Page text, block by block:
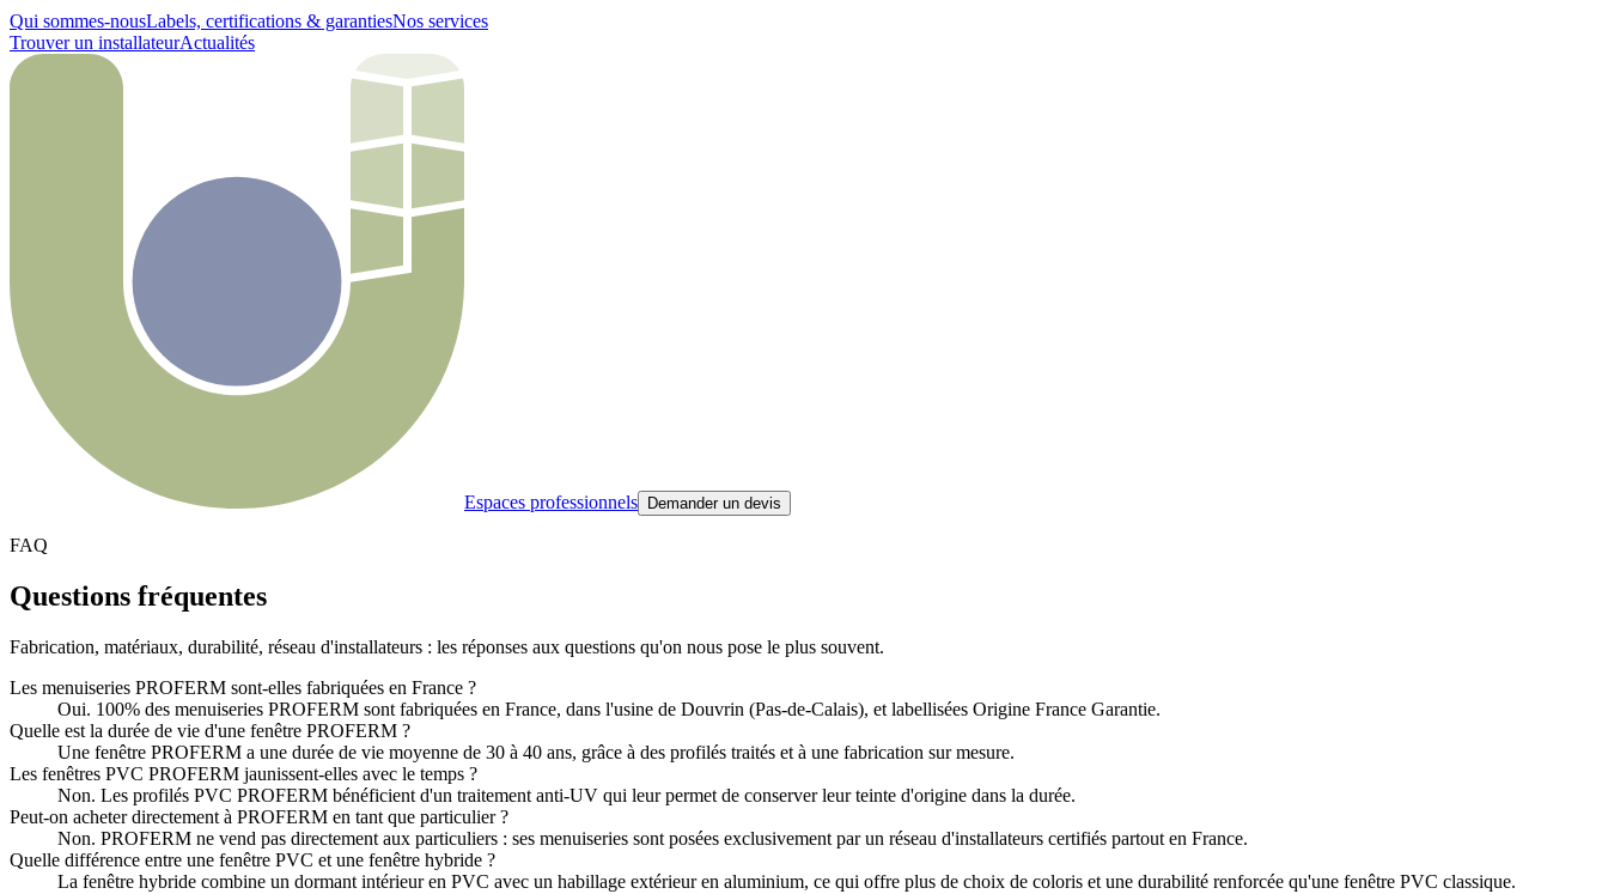
Qui sommes-nousLabels, certifications & garantiesNos services
Trouver un installateurActualités
Espaces professionnels Demander un devis
FAQ
Questions fréquentes
Fabrication, matériaux, durabilité, réseau d'installateurs : les réponses aux questions qu'on nous pose le plus souvent.
Les menuiseries PROFERM sont-elles fabriquées en France ?
Oui. 100% des menuiseries PROFERM sont fabriquées en France, dans l'usine de Douvrin (Pas-de-Calais), et labellisées Origine France Garantie.
Quelle est la durée de vie d'une fenêtre PROFERM ?
Une fenêtre PROFERM a une durée de vie moyenne de 30 à 40 ans, grâce à des profilés traités et à une fabrication sur mesure.
Les fenêtres PVC PROFERM jaunissent-elles avec le temps ?
Non. Les profilés PVC PROFERM bénéficient d'un traitement anti-UV qui leur permet de conserver leur teinte d'origine dans la durée.
Peut-on acheter directement à PROFERM en tant que particulier ?
Non. PROFERM ne vend pas directement aux particuliers : ses menuiseries sont posées exclusivement par un réseau d'installateurs certifiés partout en France.
Quelle différence entre une fenêtre PVC et une fenêtre hybride ?
La fenêtre hybride combine un dormant intérieur en PVC avec un habillage extérieur en aluminium, ce qui offre plus de choix de coloris et une durabilité renforcée qu'une fenêtre PVC classique.